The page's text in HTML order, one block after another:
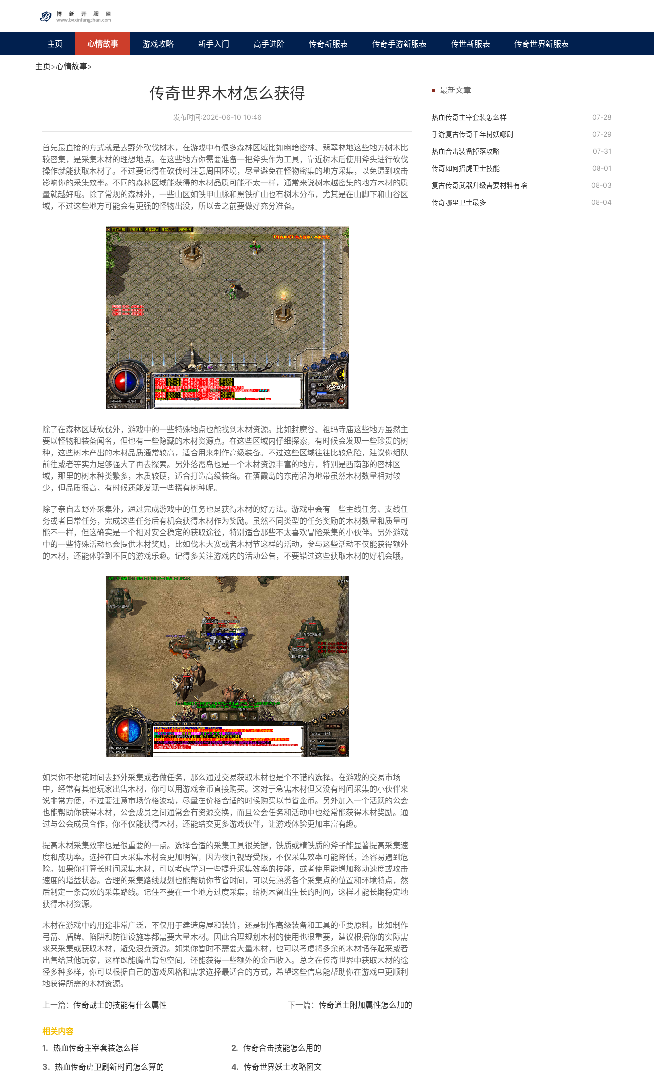
主页 心情故事 游戏攻略 新手入门 高手进阶 传奇新服表 传奇手游新服表 传世新服表 传奇世界新服表
主页>心情故事>
传奇世界木材怎么获得
发布时间:2026-06-10 10:46
首先最直接的方式就是去野外砍伐树木，在游戏中有很多森林区域比如幽暗密林、翡翠林地这些地方树木比
较密集，是采集木材的理想地点。在这些地方你需要准备一把斧头作为工具，靠近树木后使用斧头进行砍伐
操作就能获取木材了。不过要记得在砍伐时注意周围环境，尽量避免在怪物密集的地方采集，以免遭到攻击
影响你的采集效率。不同的森林区域能获得的木材品质可能不太一样，通常来说树木越密集的地方木材的质
量就越好哦。除了常规的森林外，一些山区如铁甲山脉和黑铁矿山也有树木分布，尤其是在山脚下和山谷区
域，不过这些地方可能会有更强的怪物出没，所以去之前要做好充分准备。
除了在森林区域砍伐外，游戏中的一些特殊地点也能找到木材资源。比如封魔谷、祖玛寺庙这些地方虽然主
要以怪物和装备闻名，但也有一些隐藏的木材资源点。在这些区域内仔细探索，有时候会发现一些珍贵的树
种，这些树木产出的木材品质通常较高，适合用来制作高级装备。不过这些区域往往比较危险，建议你组队
前往或者等实力足够强大了再去探索。另外落霞岛也是一个木材资源丰富的地方，特别是西南部的密林区
域，那里的树木种类繁多，木质较硬，适合打造高级装备。在落霞岛的东南沿海地带虽然木材数量相对较
少，但品质很高，有时候还能发现一些稀有树种呢。
除了亲自去野外采集外，通过完成游戏中的任务也是获得木材的好方法。游戏中会有一些主线任务、支线任
务或者日常任务，完成这些任务后有机会获得木材作为奖励。虽然不同类型的任务奖励的木材数量和质量可
能不一样，但这确实是一个相对安全稳定的获取途径，特别适合那些不太喜欢冒险采集的小伙伴。另外游戏
中的一些特殊活动也会提供木材奖励，比如伐木大赛或者木材节这样的活动，参与这些活动不仅能获得额外
的木材，还能体验到不同的游戏乐趣。记得多关注游戏内的活动公告，不要错过这些获取木材的好机会哦。
如果你不想花时间去野外采集或者做任务，那么通过交易获取木材也是个不错的选择。在游戏的交易市场
中，经常有其他玩家出售木材，你可以用游戏金币直接购买。这对于急需木材但又没有时间采集的小伙伴来
说非常方便，不过要注意市场价格波动，尽量在价格合适的时候购买以节省金币。另外加入一个活跃的公会
也能帮助你获得木材，公会成员之间通常会有资源交换，而且公会任务和活动中也经常能获得木材奖励。通
过与公会成员合作，你不仅能获得木材，还能结交更多游戏伙伴，让游戏体验更加丰富有趣。
提高木材采集效率也是很重要的一点。选择合适的采集工具很关键，铁质或精铁质的斧子能显著提高采集速
度和成功率。选择在白天采集木材会更加明智，因为夜间视野受限，不仅采集效率可能降低，还容易遇到危
险。如果你打算长时间采集木材，可以考虑学习一些提升采集效率的技能，或者使用能增加移动速度或攻击
速度的增益状态。合理的采集路线规划也能帮助你节省时间，可以先熟悉各个采集点的位置和环境特点，然
后制定一条高效的采集路线。记住不要在一个地方过度采集，给树木留出生长的时间，这样才能长期稳定地
获得木材资源。
木材在游戏中的用途非常广泛，不仅用于建造房屋和装饰，还是制作高级装备和工具的重要原料。比如制作
弓箭、盾牌、陷阱和防御设施等都需要大量木材。因此合理规划木材的使用也很重要，建议根据你的实际需
求来采集或获取木材，避免浪费资源。如果你暂时不需要大量木材，也可以考虑将多余的木材储存起来或者
出售给其他玩家，这样既能腾出背包空间，还能获得一些额外的金币收入。总之在传奇世界中获取木材的途
径多种多样，你可以根据自己的游戏风格和需求选择最适合的方式，希望这些信息能帮助你在游戏中更顺利
地获得所需的木材资源。
上一篇： 传奇战士的技能有什么属性 下一篇：传奇道士附加属性怎么加的
相关内容
1. 热血传奇主宰套装怎么样 2. 传奇合击技能怎么用的
3. 热血传奇虎卫刷新时间怎么算的 4. 传奇世界妖士攻略图文
最新文章
热血传奇主宰套装怎么样 07-28
手游复古传奇千年树妖哪刷 07-29
热血合击装备掉落攻略 07-31
传奇如何招虎卫士技能 08-01
复古传奇武器升级需要材料有啥 08-03
传奇哪里卫士最多 08-04